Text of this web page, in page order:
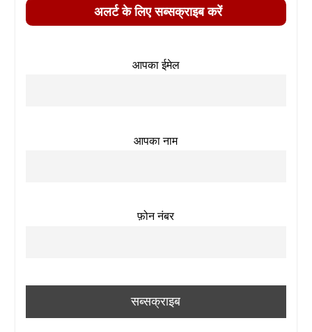
अलर्ट के लिए सब्सक्राइब करें
आपका ईमेल
आपका नाम
फ़ोन नंबर